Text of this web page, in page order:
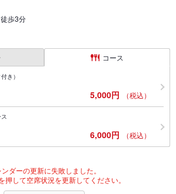
歩3分
コース
き）
5,000円 （税込）
6,000円 （税込）
ダーの更新に失敗しました。
押して空席状況を更新してください。